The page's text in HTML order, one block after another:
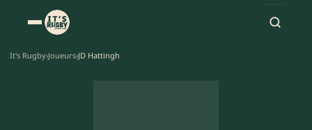
It's Rugby›Joueurs›JD Hattingh